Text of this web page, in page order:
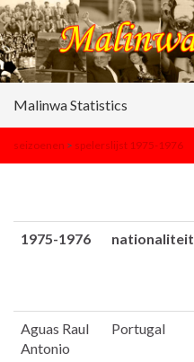
Malinwa Statistics
seizoenen > spelerslijst 1975-1976
1975-1976 nationaliteit
Aguas Raul
Antonio
Portugal